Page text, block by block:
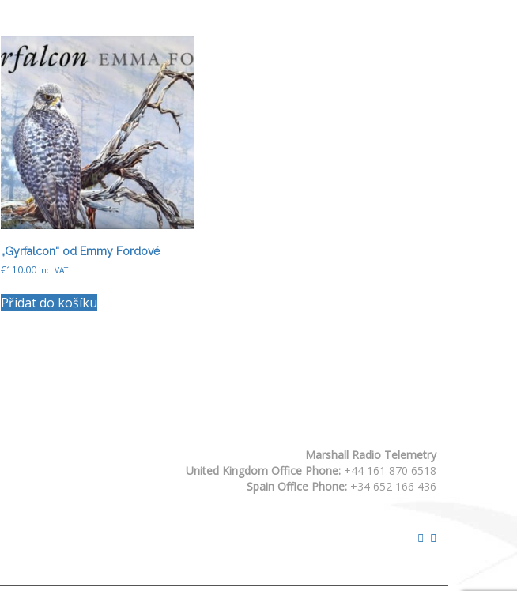
„Gyrfalcon“ od Emmy Fordové
€110.00 inc. VAT
Přidat do košíku
Marshall Radio Telemetry
United Kingdom Office Phone: +44 161 870 6518
Spain Office Phone: +34 652 166 436